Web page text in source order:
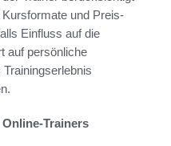
und Preis-
Einfluss auf die
auf persönliche
Trainers